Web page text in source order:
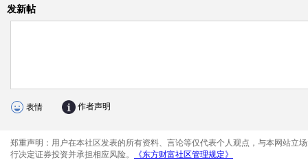
发新帖
表情 作者声明
郑重声明：用户在本社区发表的所有资料、言论等仅代表个人观点，与本网站立
行决定证券投资并承担相应风险。
《东方财富社区管理规定》